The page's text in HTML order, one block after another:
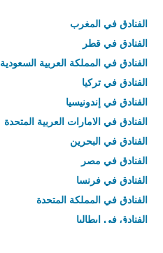
الفنادق في المغرب
الفنادق في قطر
الفنادق في المملكة العربية السعودية
الفنادق في تركيا
الفنادق في إندونيسيا
الفنادق في الامارات العربية المتحدة
الفنادق في البحرين
الفنادق في مصر
الفنادق في فرنسا
الفنادق في المملكة المتحدة
الفنادق في إيطاليا